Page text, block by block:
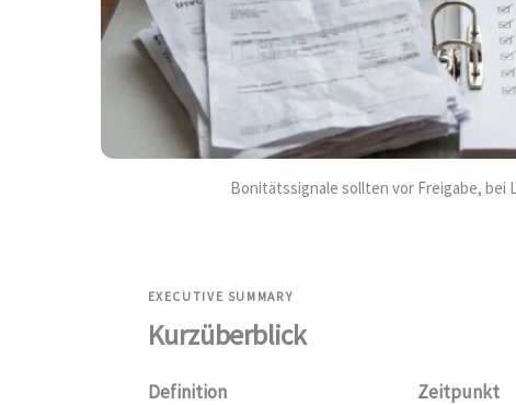
Bonitätssignale sollten vor Freigabe, bei
EXECUTIVE SUMMARY
Kurzüberblick
Definition Zeitpunkt